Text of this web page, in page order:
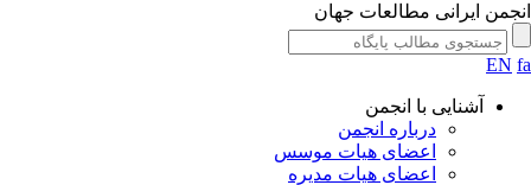
ایرانی مطالعات جهان
EN
آشنایی با انجمن
درباره انجمن
اعضای هیات موسس
اعضای هیات مدیره